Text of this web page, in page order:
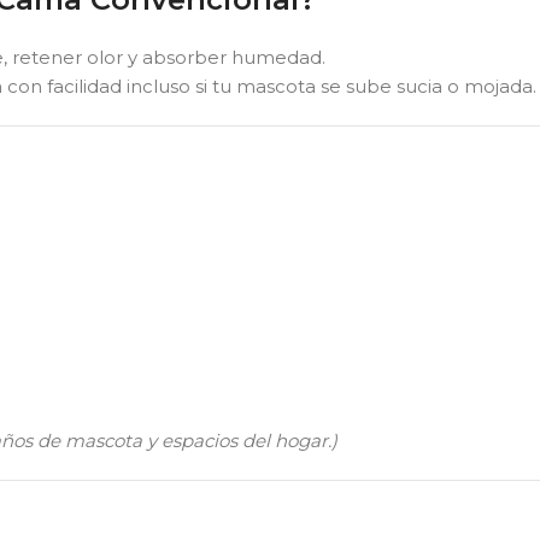
retener olor y absorber humedad.
con facilidad incluso si tu mascota se sube sucia o mojada.
de mascota y espacios del hogar.)